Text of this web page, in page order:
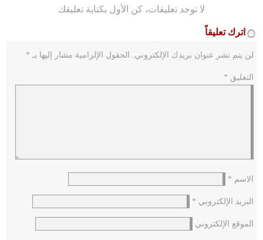
لا توجد تعليقات، كن الأول بكتابة تعليقك
اترك تعليقاً
لن يتم نشر عنوان بريدك الإلكتروني. الحقول الإلزامية مشار إليها بـ *
التعليق *
الاسم *
البريد الإلكتروني *
الموقع الإلكتروني